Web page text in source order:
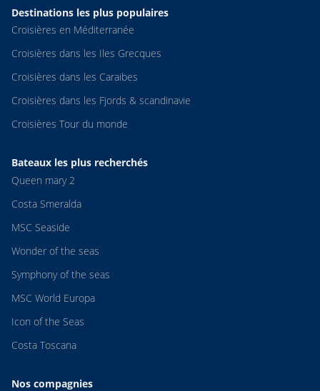
Destinations les plus populaires
Croisières en Méditerranée
Croisières dans les Iles Grecques
Croisières dans les Caraibes
Croisières dans les Fjords & scandinavie
Croisières Tour du monde
Bateaux les plus recherchés
Queen mary 2
Costa Smeralda
MSC Seaside
Wonder of the seas
Symphony of the seas
MSC World Europa
Icon of the Seas
Costa Toscana
Nos compagnies